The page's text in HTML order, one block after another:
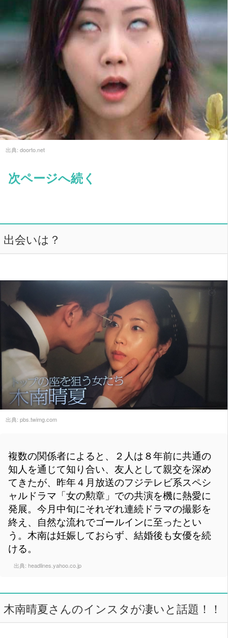
出典: doorto.net
次ページへ続く
出会いは？
出典: pbs.twimg.com
複数の関係者によると、２人は８年前に共通の
知人を通じて知り合い、友人として親交を深め
てきたが、昨年４月放送のフジテレビ系スペシ
ャルドラマ「女の勲章」での共演を機に熱愛に
発展。今月中旬にそれぞれ連続ドラマの撮影を
終え、自然な流れでゴールインに至ったとい
う。木南は妊娠しておらず、結婚後も女優を続
ける。
出典: headlines.yahoo.co.jp
木南晴夏さんのインスタが凄いと話題！！